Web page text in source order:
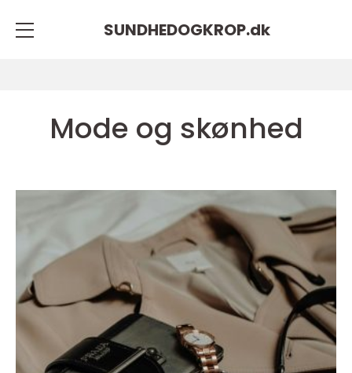
SUNDHEDOGKROP.dk
Mode og skønhed